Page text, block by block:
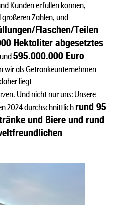
Kunden erfüllen können,
Zahlen, und
Flaschen/Teilen
Hektoliter abgesetztes
und595.000.000 Euro
wir als Getränkeunternehmen
liegt
Und nicht nur uns: Unsere
2024 durchschnittlich rund 95
und Biere und rund